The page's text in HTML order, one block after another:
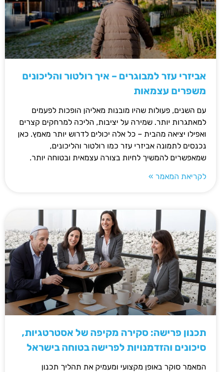
אביזרי עזר למבוגרים – איך רולטור והליכונים
משפרים עצמאות
עם השנים, פעולות שהיו מובנות מאליהן הופכות לפעמים
למאתגרות יותר. שמירה על יציבות, הליכה למרחקים קצרים
ואפילו יציאה מהבית – כל אלה יכולים לדרוש יותר מאמץ. כאן
נכנסים לתמונה אביזרי עזר כמו רולטור והליכונים,
שמאפשרים להמשיך לחיות בצורה עצמאית ובטוחה יותר.
לקריאת המאמר »
תכנון פרישה: סקירה מקיפה של אסטרטגיות,
סיכונים והזדמנויות לפרישה בטוחה בישראל
המאמר סוקר באופן מקצועי ומעמיק את תהליך תכנון